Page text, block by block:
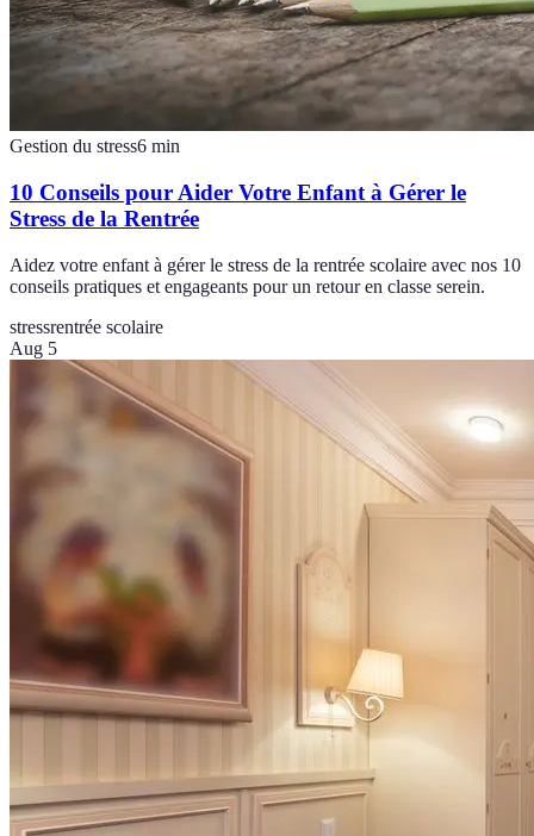
Gestion du stress6 min
10 Conseils pour Aider Votre Enfant à Gérer le
Stress de la Rentrée
Aidez votre enfant à gérer le stress de la rentrée scolaire avec nos 10
conseils pratiques et engageants pour un retour en classe serein.
stressrentrée scolaire
Aug 5